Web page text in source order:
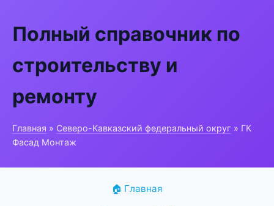
Полный справочник по
строительству и
ремонту
Главная » Северо-Кавказский федеральный округ » ГК
Фасад Монтаж
🏠 Главная